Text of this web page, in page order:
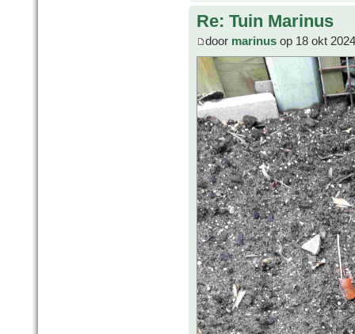
Re: Tuin Marinus
door marinus op 18 okt